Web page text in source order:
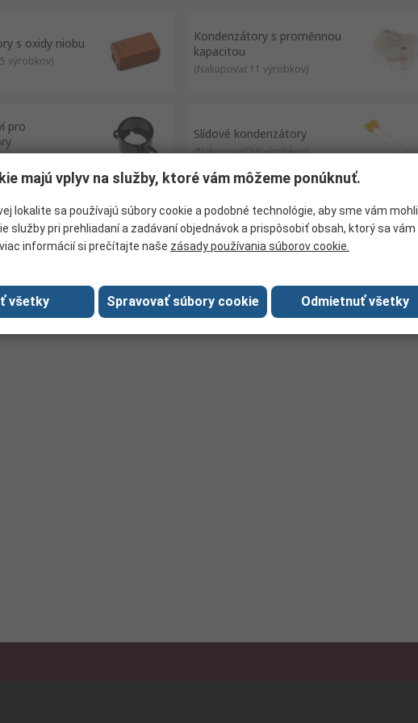
s oxidy niobu
výrobkov)
Kondenzátory s proměnnou
kapacitou
(Nakupovať 11 výrobkov)
pro
Slídové kondenzátory
(Nakupovať 56 výrobkov)
– MLCC
výrobkov)
Vícevrstvé organické
kondenzátory
(Nakupovať 6 výrobkov)
majú vplyv na služby, ktoré vám môžeme ponúknuť.
lokalite sa používajú súbory cookie a podobné technológie, aby sme vám mohli
služby pri prehliadaní a zadávaní objednávok a prispôsobiť obsah, ktorý sa vám
informácií si prečítajte naše zásady používania súborov cookie.
všetky Spravovať súbory cookie Odmietnuť všetky